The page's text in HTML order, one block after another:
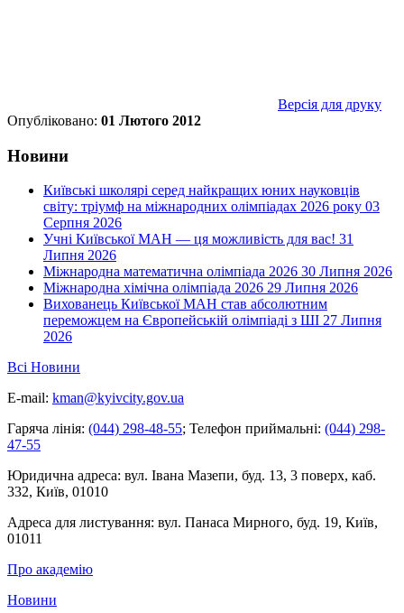
Версія для друку
Опубліковано: 01 Лютого 2012
Новини
Київські школярі серед найкращих юних науковців
світу: тріумф на міжнародних олімпіадах 2026 року 03
Серпня 2026
Учні Київської МАН — ця можливість для вас! 31
Липня 2026
Міжнародна математична олімпіада 2026 30 Липня 2026
Міжнародна хімічна олімпіада 2026 29 Липня 2026
Вихованець Київської МАН став абсолютним
переможцем на Європейській олімпіаді з ШІ 27 Липня
2026
Всі Новини
E-mail: kman@kyivcity.gov.ua
Гаряча лінія: (044) 298-48-55; Телефон приймальні: (044) 298-
47-55
Юридична адреса: вул. Івана Мазепи, буд. 13, 3 поверх, каб.
332, Київ, 01010
Адреса для листування: вул. Панаса Мирного, буд. 19, Київ,
01011
Про академію
Новини